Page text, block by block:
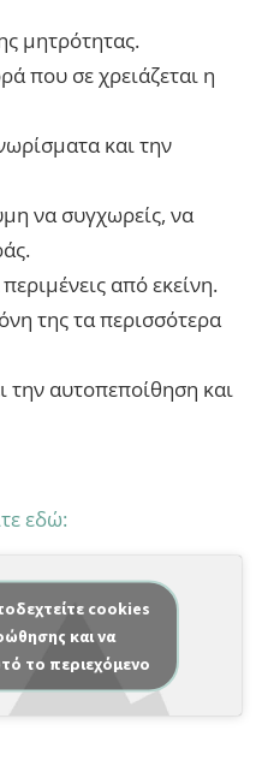
μητρότητας.
που σε χρειάζεται η
και την
να συγχωρείς, να
από εκείνη.
της τα περισσότερα
την αυτοπεποίθηση και
εδώ:
cookies
και να
το περιεχόμενο